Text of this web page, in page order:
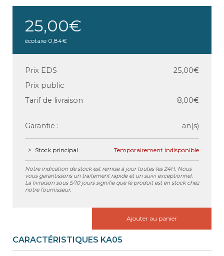
25,00€
écotaxe 0,84€
Prix EDS
25,00€
Prix public
Tarif de livraison
8,00€
Garantie : -- an(s)
Stock principal Temporairement indisponible
Notre indication de stock est remise à jour toutes les 24H. Nous
vous garantissons un traitement rapide et un suivi exceptionnel.
La livraison sous 5/10 jours signifie que le produit est en stock chez
notre fournisseur.
Ajouter au panier
CARACTÉRISTIQUES KA05